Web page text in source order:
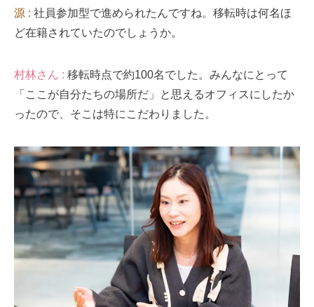
源 : 社員参加型で進められたんですね。移転時は何名ほ
ど在籍されていたのでしょうか。
村林さん : 移転時点で約100名でした。みんなにとって
「ここが自分たちの場所だ」と思えるオフィスにしたか
ったので、そこは特にこだわりました。